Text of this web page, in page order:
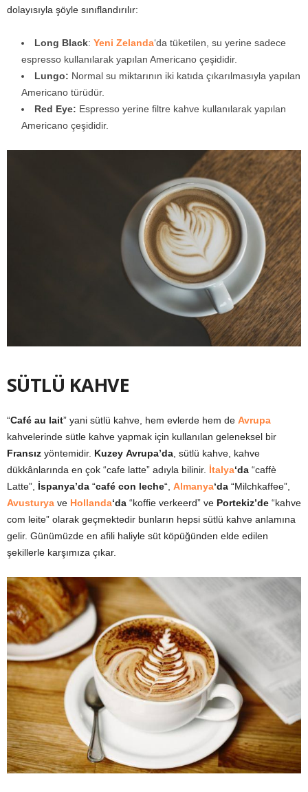
dolayısıyla şöyle sınıflandırılır:
Long Black: Yeni Zelanda‘da tüketilen, su yerine sadece
espresso kullanılarak yapılan Americano çeşididir.
Lungo: Normal su miktarının iki katıda çıkarılmasıyla yapılan
Americano türüdür.
Red Eye: Espresso yerine filtre kahve kullanılarak yapılan
Americano çeşididir.
SÜTLÜ KAHVE
“Café au lait” yani sütlü kahve, hem evlerde hem de Avrupa
kahvelerinde sütle kahve yapmak için kullanılan geleneksel bir
Fransız yöntemidir. Kuzey Avrupa’da , sütlü kahve, kahve
dükkânlarında en çok “cafe latte” adıyla bilinir. İtalya‘da “caffè
Latte”, İspanya’da “café con leche“, Almanya‘da “Milchkaffee”,
Avusturya ve Hollanda‘da “koffie verkeerd” ve Portekiz’de “kahve
com leite” olarak geçmektedir bunların hepsi sütlü kahve anlamına
gelir. Günümüzde en afili haliyle süt köpüğünden elde edilen
şekillerle karşımıza çıkar.